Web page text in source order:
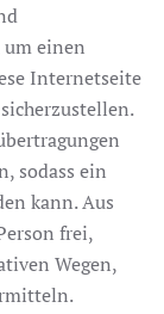
einen
Internetseite
sodass ein
kann. Aus
frei,
Wegen,